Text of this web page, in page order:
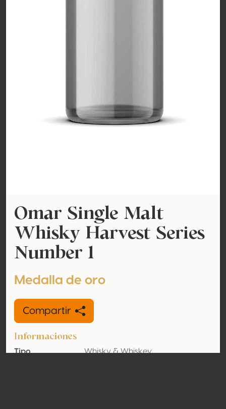
Omar Single Malt
Whisky Harvest Series
Number 1
Medalla de oro
Compartir
Informaciones
Tipo
Whisky & Whiskey